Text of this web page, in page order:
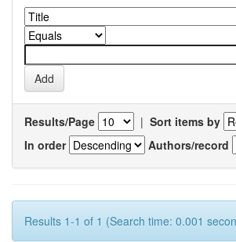
Results/Page | Sort items by
In order
Authors/record
Results 1-1 of 1 (Search time: 0.001